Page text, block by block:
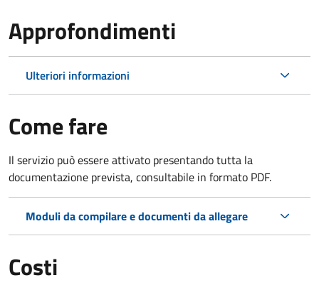
Approfondimenti
Ulteriori informazioni
Come fare
Il servizio può essere attivato presentando tutta la
documentazione prevista, consultabile in formato PDF.
Moduli da compilare e documenti da allegare
Costi